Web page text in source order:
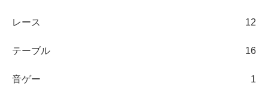
レース 12
テーブル 16
音ゲー 1